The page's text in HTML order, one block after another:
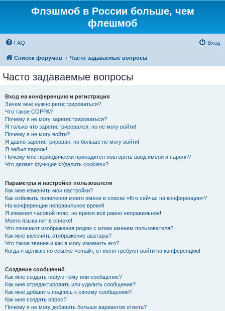
Флэшмоб в России больше, чем
флешмоб
FAQ Вход
Список форумов Часто задаваемые вопросы
Часто задаваемые вопросы
Вход на конференцию и регистрация
Зачем мне нужно регистрироваться?
Что такое COPPA?
Почему я не могу зарегистрироваться?
Я только что зарегистрировался, но не могу войти!
Почему я не могу войти?
Я давно зарегистрирован, но больше не могу войти!
Я забыл пароль!
Почему мне периодически приходится повторять ввод имени и пароля?
Что делает функция «Удалить cookies»?
Параметры и настройки пользователя
Как мне изменить мои настройки?
Как избежать появления моего имени в списке «Кто сейчас на конференции»?
На конференции неправильное время!
Я изменил часовой пояс, но время всё равно неправильное!
Моего языка нет в списке!
Что означают изображения рядом с моим именем пользователя?
Как мне включить отображение аватары?
Что такое звание и как я могу изменить его?
Когда я щёлкаю по ссылке «email», от меня требуют войти на конференцию!
Создание сообщений
Как мне создать новую тему или сообщение?
Как мне отредактировать или удалить сообщение?
Как мне добавить подпись к своему сообщению?
Как мне создать опрос?
Почему я не могу добавить больше вариантов ответа?